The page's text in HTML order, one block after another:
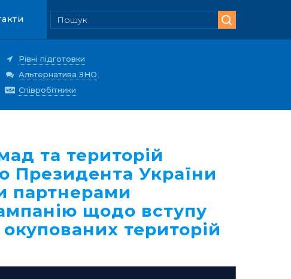
Рівні підготовки
Альтернатива ЗНО
Співробітники
та територій
Президента України
партнерами
щодо вступу
територій